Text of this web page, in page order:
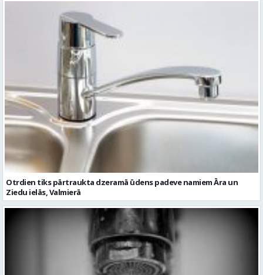
Otrdien tiks pārtraukta dzeramā ūdens padeve namiem Āra un
Ziedu ielās, Valmierā